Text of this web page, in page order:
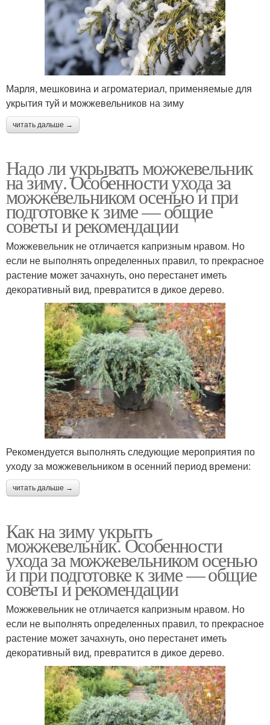
Марля, мешковина и агроматериал, применяемые для
укрытия туй и можжевельников на зиму
читать дальше →
Надо ли укрывать можжевельник
на зиму. Особенности ухода за
можжевельником осенью и при
подготовке к зиме — общие
советы и рекомендации
Можжевельник не отличается капризным нравом. Но
если не выполнять определенных правил, то прекрасное
растение может зачахнуть, оно перестанет иметь
декоративный вид, превратится в дикое дерево.
Рекомендуется выполнять следующие мероприятия по
уходу за можжевельником в осенний период времени:
читать дальше →
Как на зиму укрыть
можжевельник. Особенности
ухода за можжевельником осенью
и при подготовке к зиме — общие
советы и рекомендации
Можжевельник не отличается капризным нравом. Но
если не выполнять определенных правил, то прекрасное
растение может зачахнуть, оно перестанет иметь
декоративный вид, превратится в дикое дерево.